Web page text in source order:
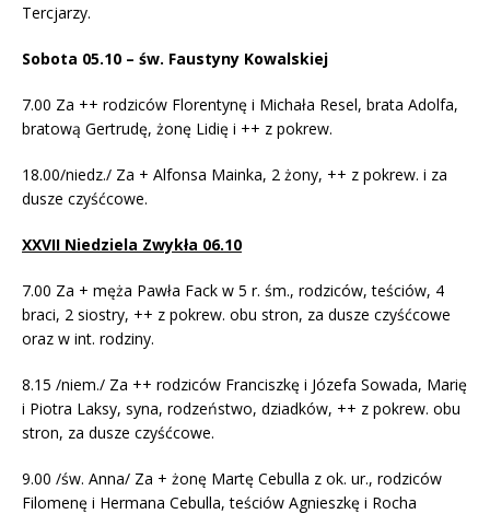
Tercjarzy.
Sobota 05.10 – św. Faustyny Kowalskiej
7.00 Za ++ rodziców Florentynę i Michała Resel, brata Adolfa,
bratową Gertrudę, żonę Lidię i ++ z pokrew.
18.00/niedz./ Za + Alfonsa Mainka, 2 żony, ++ z pokrew. i za
dusze czyśćcowe.
XXVII Niedziela Zwykła 06.10
7.00 Za + męża Pawła Fack w 5 r. śm., rodziców, teściów, 4
braci, 2 siostry, ++ z pokrew. obu stron, za dusze czyśćcowe
oraz w int. rodziny.
8.15 /niem./ Za ++ rodziców Franciszkę i Józefa Sowada, Marię
i Piotra Laksy, syna, rodzeństwo, dziadków, ++ z pokrew. obu
stron, za dusze czyśćcowe.
9.00 /św. Anna/ Za + żonę Martę Cebulla z ok. ur., rodziców
Filomenę i Hermana Cebulla, teściów Agnieszkę i Rocha